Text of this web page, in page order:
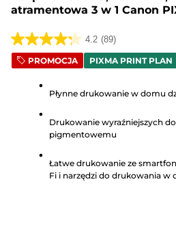
atramentowa 3 w 1 Canon
4.2 (89)
4.2
na
gwiazdek.
Recenzji
PROMOCJA PIXMA PRINT PLAN
Płynne drukowanie w domu
Drukowanie wyraźniejszych
pigmentowemu
Łatwe drukowanie ze
Fi i narzędzi do drukowania w